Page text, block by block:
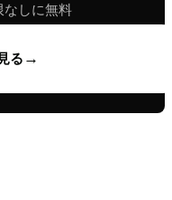
なしに無料
る →